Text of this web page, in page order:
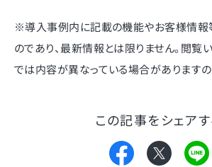
※導入事例内に記載の機能やお客様情報
のであり、最新情報とは限りません。閲覧
では内容が異なっている場合がありますの
この記事をシェアす